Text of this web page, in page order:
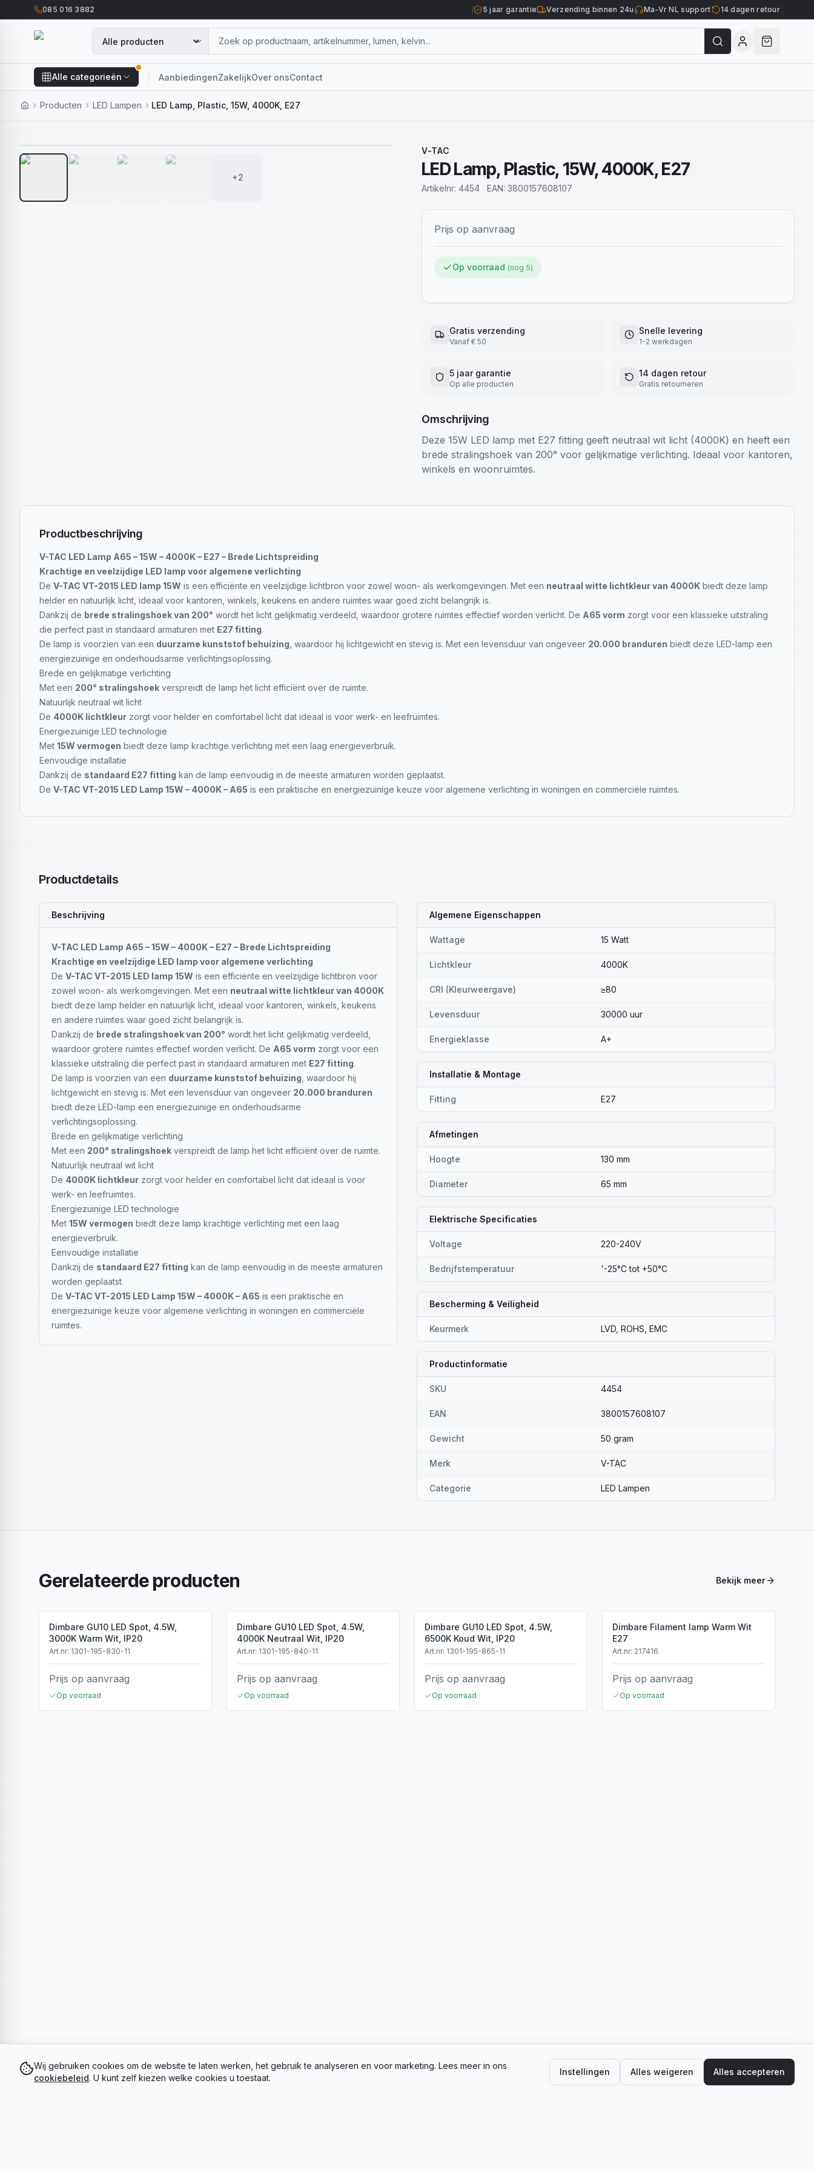
085 016 3882 5 jaar garantie Verzending binnen 24u Ma-Vr NL support 14 dagen retour
Alle categorieën AanbiedingenZakelijkOver onsContact
Producten LED Lampen LED Lamp, Plastic, 15W, 4000K, E27
+2
V-TAC
LED Lamp, Plastic, 15W, 4000K, E27
Artikelnr: 4454 EAN: 3800157608107
Prijs op aanvraag
Op voorraad (nog 5)
Gratis verzending
Vanaf € 50
Snelle levering
1-2 werkdagen
5 jaar garantie
Op alle producten
14 dagen retour
Gratis retourneren
Omschrijving
Deze 15W LED lamp met E27 fitting geeft neutraal wit licht (4000K) en heeft een
brede stralingshoek van 200° voor gelijkmatige verlichting. Ideaal voor kantoren,
winkels en woonruimtes.
Productbeschrijving
V-TAC LED Lamp A65 – 15W – 4000K – E27 – Brede Lichtspreiding
Krachtige en veelzijdige LED lamp voor algemene verlichting
De V-TAC VT-2015 LED lamp 15W is een efficiënte en veelzijdige lichtbron voor zowel woon- als werkomgevingen. Met een neutraal witte lichtkleur van 4000K biedt deze lamp
helder en natuurlijk licht, ideaal voor kantoren, winkels, keukens en andere ruimtes waar goed zicht belangrijk is.
Dankzij de brede stralingshoek van 200° wordt het licht gelijkmatig verdeeld, waardoor grotere ruimtes effectief worden verlicht. De A65 vorm zorgt voor een klassieke uitstraling
die perfect past in standaard armaturen met E27 fitting.
De lamp is voorzien van een duurzame kunststof behuizing , waardoor hij lichtgewicht en stevig is. Met een levensduur van ongeveer 20.000 branduren biedt deze LED-lamp een
energiezuinige en onderhoudsarme verlichtingsoplossing.
Brede en gelijkmatige verlichting
Met een 200° stralingshoek verspreidt de lamp het licht efficiënt over de ruimte.
Natuurlijk neutraal wit licht
De 4000K lichtkleur zorgt voor helder en comfortabel licht dat ideaal is voor werk- en leefruimtes.
Energiezuinige LED technologie
Met 15W vermogen biedt deze lamp krachtige verlichting met een laag energieverbruik.
Eenvoudige installatie
Dankzij de standaard E27 fitting kan de lamp eenvoudig in de meeste armaturen worden geplaatst.
De V-TAC VT-2015 LED Lamp 15W – 4000K – A65 is een praktische en energiezuinige keuze voor algemene verlichting in woningen en commerciële ruimtes.
Productdetails
Beschrijving
V-TAC LED Lamp A65 – 15W – 4000K – E27 – Brede Lichtspreiding
Krachtige en veelzijdige LED lamp voor algemene verlichting
De V-TAC VT-2015 LED lamp 15W is een efficiënte en veelzijdige lichtbron voor
zowel woon- als werkomgevingen. Met een neutraal witte lichtkleur van 4000K
biedt deze lamp helder en natuurlijk licht, ideaal voor kantoren, winkels, keukens
en andere ruimtes waar goed zicht belangrijk is.
Dankzij de brede stralingshoek van 200° wordt het licht gelijkmatig verdeeld,
waardoor grotere ruimtes effectief worden verlicht. De A65 vorm zorgt voor een
klassieke uitstraling die perfect past in standaard armaturen met E27 fitting.
De lamp is voorzien van een duurzame kunststof behuizing , waardoor hij
lichtgewicht en stevig is. Met een levensduur van ongeveer 20.000 branduren
biedt deze LED-lamp een energiezuinige en onderhoudsarme
verlichtingsoplossing.
Brede en gelijkmatige verlichting
Met een 200° stralingshoek verspreidt de lamp het licht efficiënt over de ruimte.
Natuurlijk neutraal wit licht
De 4000K lichtkleur zorgt voor helder en comfortabel licht dat ideaal is voor
werk- en leefruimtes.
Energiezuinige LED technologie
Met 15W vermogen biedt deze lamp krachtige verlichting met een laag
energieverbruik.
Eenvoudige installatie
Dankzij de standaard E27 fitting kan de lamp eenvoudig in de meeste armaturen
worden geplaatst.
De V-TAC VT-2015 LED Lamp 15W – 4000K – A65 is een praktische en
energiezuinige keuze voor algemene verlichting in woningen en commerciële
ruimtes.
Algemene Eigenschappen
Wattage 15 Watt
Lichtkleur 4000K
CRI (Kleurweergave) ≥80
Levensduur 30000 uur
Energieklasse A+
Installatie & Montage
Fitting E27
Afmetingen
Hoogte 130 mm
Diameter 65 mm
Elektrische Specificaties
Voltage 220-240V
Bedrijfstemperatuur '-25°C tot +50°C
Bescherming & Veiligheid
Keurmerk LVD, ROHS, EMC
Productinformatie
SKU 4454
EAN 3800157608107
Gewicht 50 gram
Merk V-TAC
Categorie LED Lampen
Gerelateerde producten Bekijk meer
Dimbare GU10 LED Spot, 4.5W,
3000K Warm Wit, IP20
Art.nr: 1301-195-830-11
Prijs op aanvraag
Op voorraad
Dimbare GU10 LED Spot, 4.5W,
4000K Neutraal Wit, IP20
Art.nr: 1301-195-840-11
Prijs op aanvraag
Op voorraad
Dimbare GU10 LED Spot, 4.5W,
6500K Koud Wit, IP20
Art.nr: 1301-195-865-11
Prijs op aanvraag
Op voorraad
Dimbare Filament lamp Warm Wit
E27
Art.nr: 217416
Prijs op aanvraag
Op voorraad
Wij gebruiken cookies om de website te laten werken, het gebruik te analyseren en voor marketing. Lees meer in ons
cookiebeleid. U kunt zelf kiezen welke cookies u toestaat.
Instellingen Alles weigeren Alles accepteren